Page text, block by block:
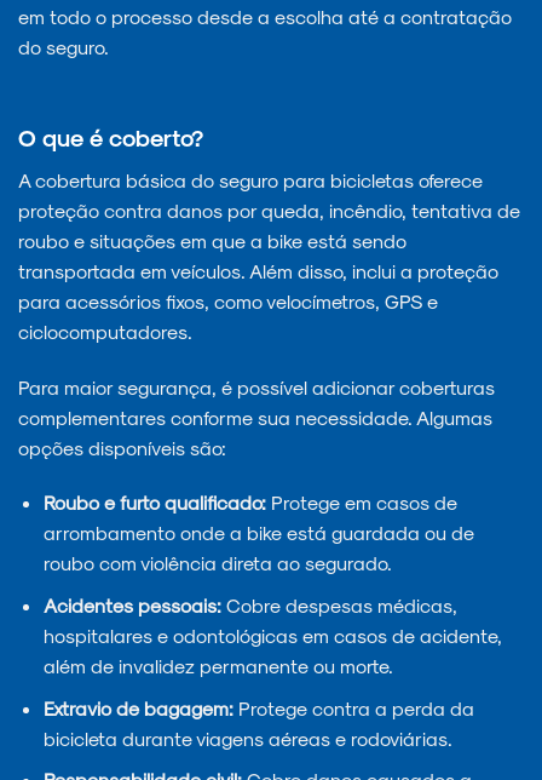
em todo o processo desde a escolha até a contratação
do seguro.
O que é coberto?
A cobertura básica do seguro para bicicletas oferece
proteção contra danos por queda, incêndio, tentativa de
roubo e situações em que a bike está sendo
transportada em veículos. Além disso, inclui a proteção
para acessórios fixos, como velocímetros, GPS e
ciclocomputadores.
Para maior segurança, é possível adicionar coberturas
complementares conforme sua necessidade. Algumas
opções disponíveis são:
Roubo e furto qualificado:Protege em casos de
arrombamento onde a bike está guardada ou de
roubo com violência direta ao segurado.
Acidentes pessoais:Cobre despesas médicas,
hospitalares e odontológicas em casos de acidente,
além de invalidez permanente ou morte.
Extravio de bagagem:Protege contra a perda da
bicicleta durante viagens aéreas e rodoviárias.